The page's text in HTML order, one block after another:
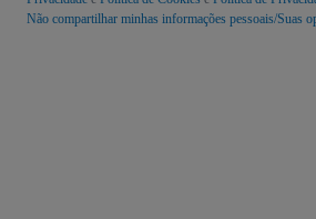
Não compartilhar minhas informações pessoais/Suas